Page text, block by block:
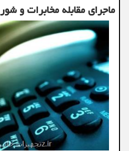
ماجرای مقابله مخابرات و